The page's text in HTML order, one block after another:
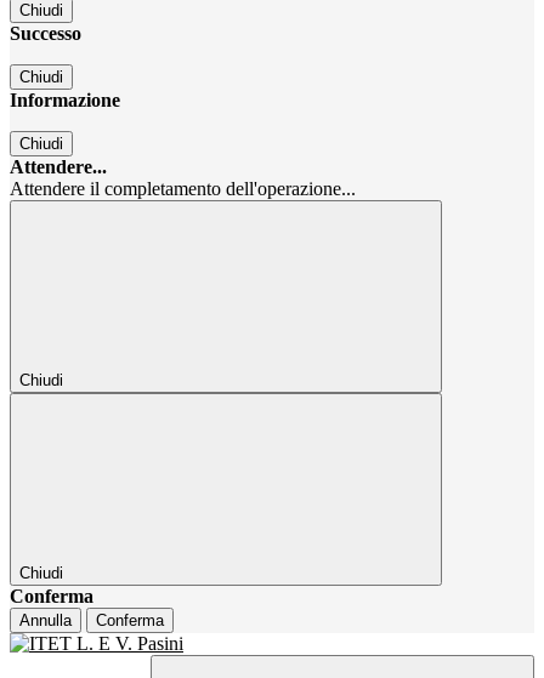
Chiudi
Successo
Chiudi
Informazione
Chiudi
Attendere...
Attendere il completamento dell'operazione...
Chiudi
Chiudi
Conferma
Annulla Conferma